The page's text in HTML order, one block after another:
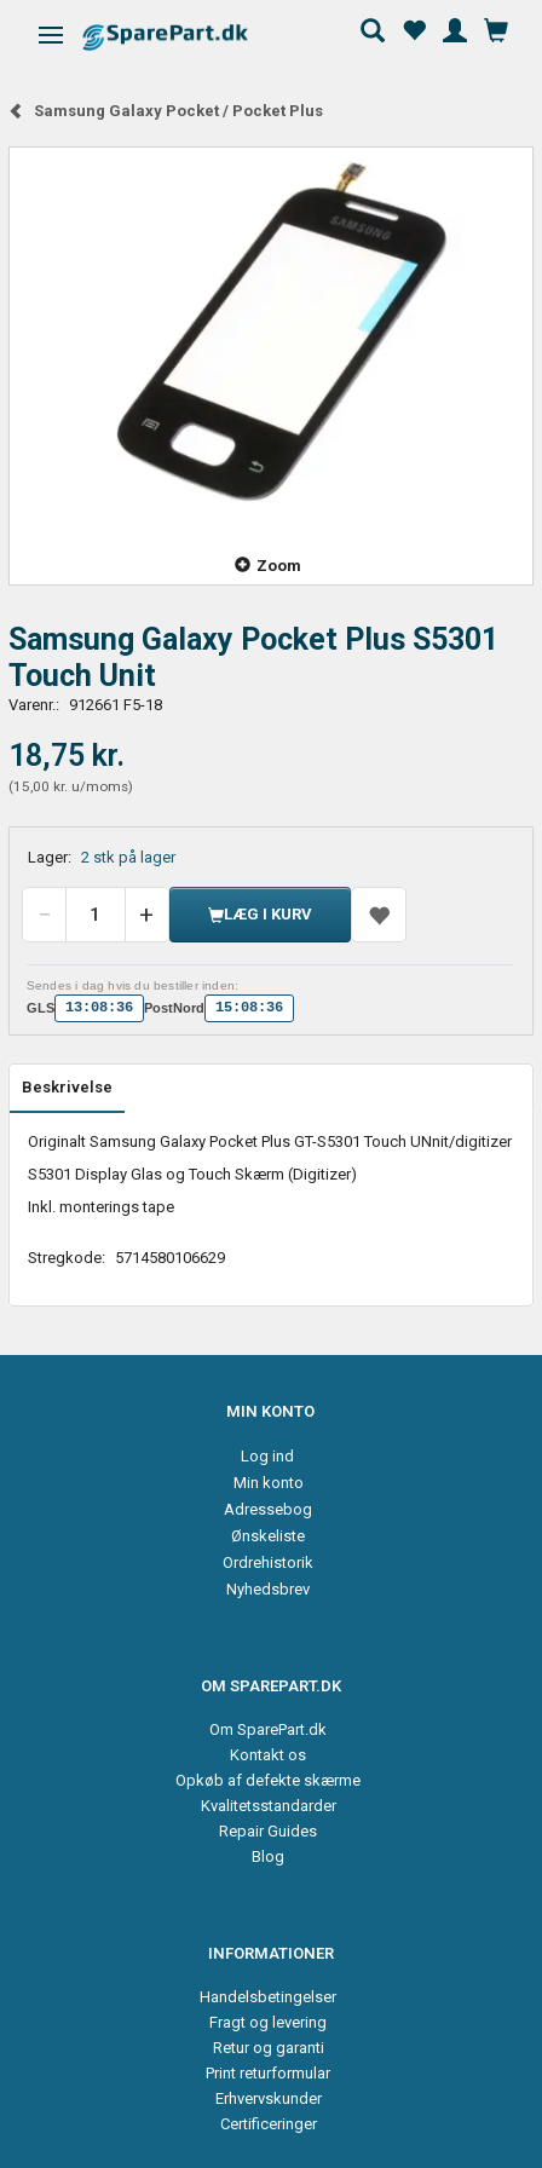
Skifte navigation
Samsung Galaxy Pocket / Pocket Plus
Zoom
Samsung Galaxy Pocket Plus S5301
Touch Unit
Varenr.: 912661 F5-18
18,75 kr.
(15,00 kr. u/moms)
Lager: 2 stk på lager
LÆG I KURV
Sendes i dag hvis du bestiller inden:
GLS 13:08:36 PostNord 15:08:36
Beskrivelse
Originalt Samsung Galaxy Pocket Plus GT-S5301 Touch UNnit/digitizer
S5301 Display Glas og Touch Skærm (Digitizer)
Inkl. monterings tape
Stregkode: 5714580106629
MIN KONTO
Log ind
Min konto
Adressebog
Ønskeliste
Ordrehistorik
Nyhedsbrev
OM SPAREPART.DK
Om SparePart.dk
Kontakt os
Opkøb af defekte skærme
Kvalitetsstandarder
Repair Guides
Blog
INFORMATIONER
Handelsbetingelser
Fragt og levering
Retur og garanti
Print returformular
Erhvervskunder
Certificeringer